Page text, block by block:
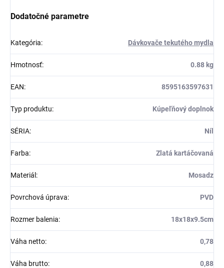
Dodatočné parametre
Kategória: Dávkovače tekutého mydla
Hmotnosť: 0.88 kg
EAN: 8595163597631
Typ produktu: Kúpeľňový doplnok
SÉRIA: Níl
Farba: Zlatá kartáčovaná
Materiál : Mosadz
Povrchová úprava: PVD
Rozmer balenia: 18x18x9.5cm
Váha netto: 0,78
Váha brutto: 0,88